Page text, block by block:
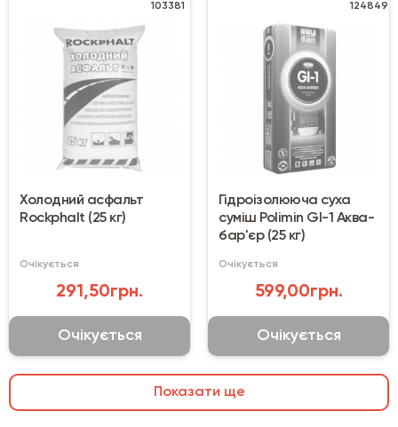
103381
Холодний асфальт
Rockphalt (25 кг)
Очікується
291,50грн.
Очікується
124849
Гідроізолююча суха
суміш Polimin GI-1 Аква-
бар'єр (25 кг)
Очікується
599,00грн.
Очікується
Показати ще